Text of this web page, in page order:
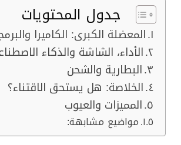
جدول المحتويات
المعضلة الكبرى: الكاميرا
الأداء، الشاشة والذكاء
البطارية والشحن
الخلاصة: هل يستحق الاقتناء؟
المميزات والعيوب
مواضيع مشابهة: